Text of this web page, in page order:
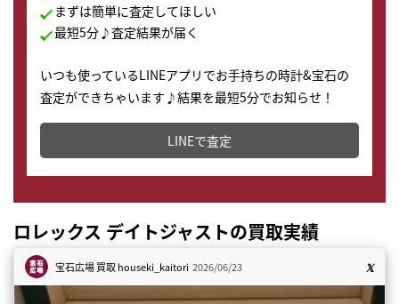
まずは簡単に査定してほしい
最短5分♪査定結果が届く
いつも使っているLINEアプリでお手持ちの時計&宝石の
査定ができちゃいます♪結果を最短5分でお知らせ！
どこからでもすぐに査定金額を知ることが出来ます。
LINEで査定
ロレックス デイトジャストの買取実績
宝石広場 買取houseki_kaitori 2026/06/23